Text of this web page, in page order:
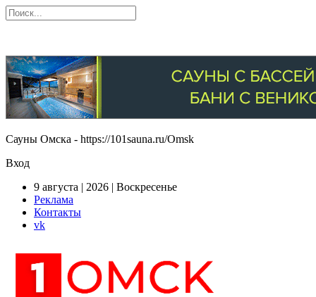
Сауны Омска - https://101sauna.ru/Omsk
Вход
9 августа | 2026 | Воскресенье
Реклама
Контакты
vk